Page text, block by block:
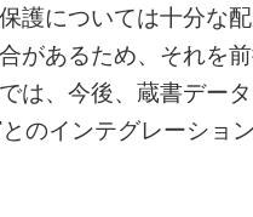
護については十分な
があるため、それを
は、今後、蔵書デー
のインテグレーショ